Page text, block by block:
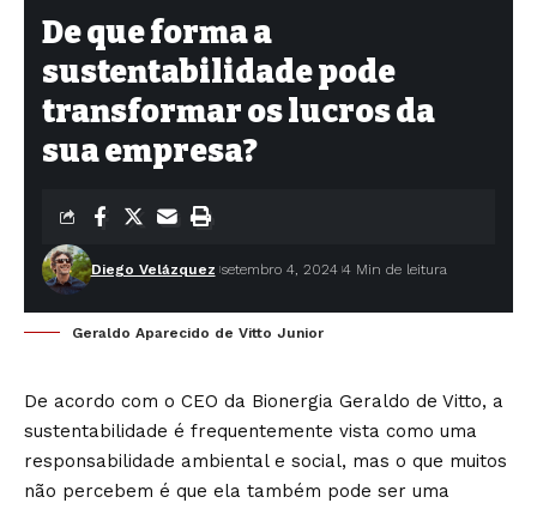
De que forma a
sustentabilidade pode
transformar os lucros da
sua empresa?
Diego Velázquez setembro 4, 2024 4 Min de leitura
Geraldo Aparecido de Vitto Junior
De acordo com o CEO da Bionergia Geraldo de Vitto, a
sustentabilidade é frequentemente vista como uma
responsabilidade ambiental e social, mas o que muitos
não percebem é que ela também pode ser uma